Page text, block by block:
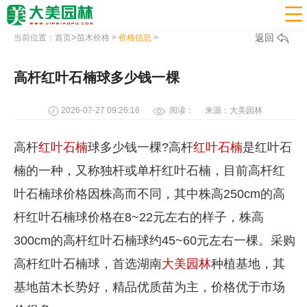

当前位置： 首页>苗木价格 > 价格信息 > 返回
高杆红叶石楠球多少钱一棵
2026-07-27 09:26:16 阅读： 来源：大美园林
高杆红叶石楠球多少钱一棵?高杆红叶石楠是红叶石
楠的一种，又称独杆或单杆红叶石楠，目前高杆红
叶石楠球价格因株高而不同，其中株高250cm的高
杆红叶石楠球价格在8~22元左右的样子，株高
300cm的高杆红叶石楠球约45~60元左右一棵。采购
高杆红叶石楠球，首选湖南大美园林种植基地，其
基地苗木长势好，精品优质苗为主，价格优于市场